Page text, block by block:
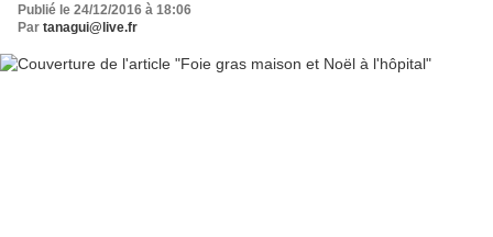
Publié le 24/12/2016 à 18:06
Par tanagui@live.fr